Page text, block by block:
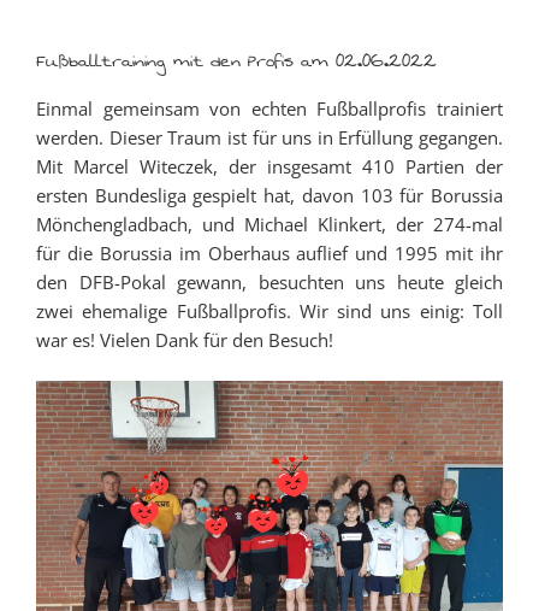
Fußballtraining mit den Profis am 02.06.2022
Einmal gemeinsam von echten Fußballprofis trainiert
werden. Dieser Traum ist für uns in Erfüllung gegangen.
Mit Marcel Witeczek, der insgesamt 410 Partien der
ersten Bundesliga gespielt hat, davon 103 für Borussia
Mönchengladbach, und Michael Klinkert, der 274-mal
für die Borussia im Oberhaus auflief und 1995 mit ihr
den DFB-Pokal gewann, besuchten uns heute gleich
zwei ehemalige Fußballprofis. Wir sind uns einig: Toll
war es! Vielen Dank für den Besuch!